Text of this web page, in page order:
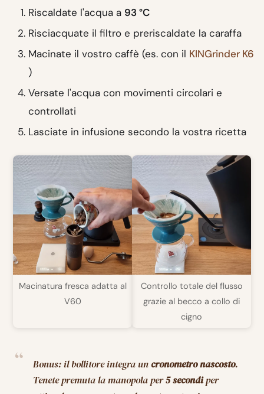
Riscaldate l'acqua a 93 °C
Risciacquate il filtro e preriscaldate la caraffa
Macinate il vostro caffè (es. con il KINGrinder K6
)
Versate l'acqua con movimenti circolari e
controllati
Lasciate in infusione secondo la vostra ricetta
Macinatura fresca adatta al
V60
Controllo totale del flusso
grazie al becco a collo di
cigno
Bonus: il bollitore integra uncronometro nascosto.
Tenete premuta la manopola per5 secondiper